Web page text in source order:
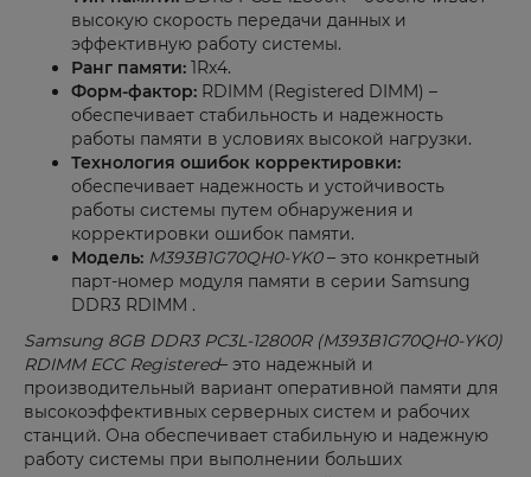
высокую скорость передачи данных и
эффективную работу системы.
Ранг памяти: 1Rx4.
Форм-фактор: RDIMM (Registered DIMM) –
обеспечивает стабильность и надежность
работы памяти в условиях высокой нагрузки.
Технология ошибок корректировки:
обеспечивает надежность и устойчивость
работы системы путем обнаружения и
корректировки ошибок памяти.
Модель: M393B1G70QH0-YK0– это конкретный
парт-номер модуля памяти в серии Samsung
DDR3 RDIMM .
Samsung 8GB DDR3 PC3L-12800R (M393B1G70QH0-YK0)
RDIMM ECC Registered– это надежный и
производительный вариант оперативной памяти для
высокоэффективных серверных систем и рабочих
станций. Она обеспечивает стабильную и надежную
работу системы при выполнении больших